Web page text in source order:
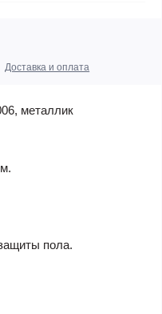
Доставка и оплата
металлик
пола.